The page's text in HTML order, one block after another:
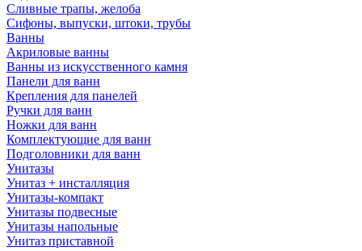
Сливные трапы, желоба
Сифоны, выпуски, штоки, трубы
Ванны
Акриловые ванны
Ванны из искусственного камня
Панели для ванн
Крепления для панелей
Ручки для ванн
Ножки для ванн
Комплектующие для ванн
Подголовники для ванн
Унитазы
Унитаз + инсталляция
Унитазы-компакт
Унитазы подвесные
Унитазы напольные
Унитаз приставной